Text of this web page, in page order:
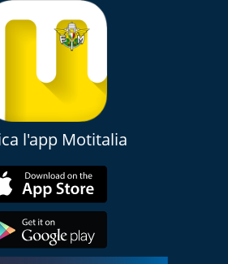
l'app Motitalia